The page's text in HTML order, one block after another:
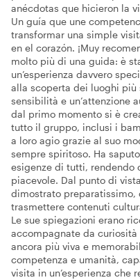
anécdotas que hicieron la
Un guía que une
transformar una simple
en el corazón. ¡Muy
molto più di una guida: è
un’esperienza davvero
alla scoperta dei luoghi più
sensibilità e un’attenzione
dal primo momento si è
tutto il gruppo, inclusi i
a loro agio grazie al suo
sempre spiritoso. Ha
esigenze di tutti, rendendo
piacevole. Dal punto di
dimostrato preparatissimo,
trasmettere contenuti
Le sue spiegazioni erano
accompagnate da
ancora più viva e
competenza e umanità,
visita in un’esperienza che